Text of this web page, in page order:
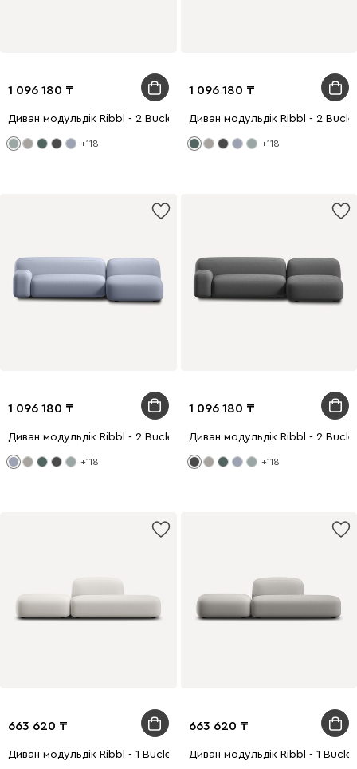
1 096 180
Диван модульдік Ribbl - 2 Bucle Mint
+118
1 096 180
Диван модульдік Ribbl - 2
+118
1 096 180
Диван модульдік Ribbl - 2 Bucle Lilac
+118
1 096 180
Диван модульдік Ribbl - 2
+118
663 620
Диван модульдік Ribbl - 1 Bucle White
663 620
Диван модульдік Ribbl - 1 Bucle